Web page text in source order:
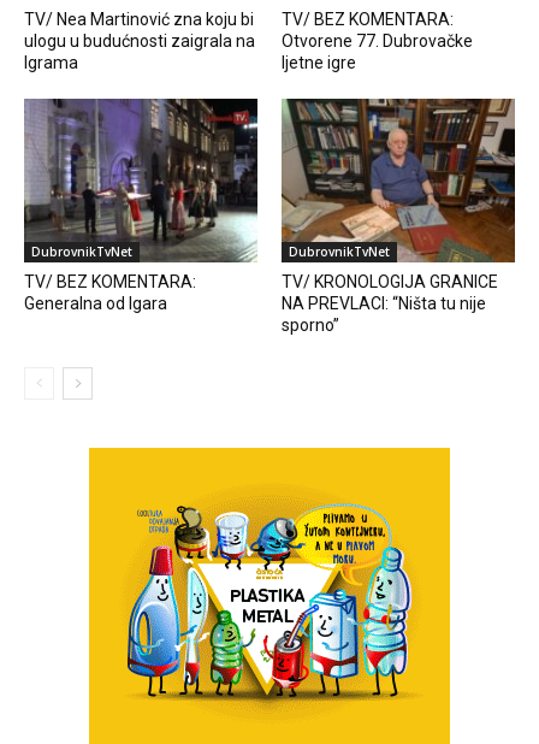
TV/ Nea Martinović zna koju bi
ulogu u budućnosti zaigrala na
Igrama
TV/ BEZ KOMENTARA:
Otvorene 77. Dubrovačke
ljetne igre
DubrovnikTvNet
TV/ BEZ KOMENTARA:
Generalna od Igara
DubrovnikTvNet
TV/ KRONOLOGIJA GRANICE
NA PREVLACI: “Ništa tu nije
sporno”